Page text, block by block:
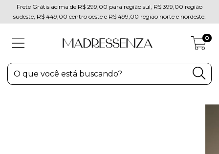
Frete Grátis acima de R$ 299,00 para região sul, R$ 399,00 região
sudeste, R$ 449,00 centro oeste e R$ 499,00 região norte e nordeste.
0